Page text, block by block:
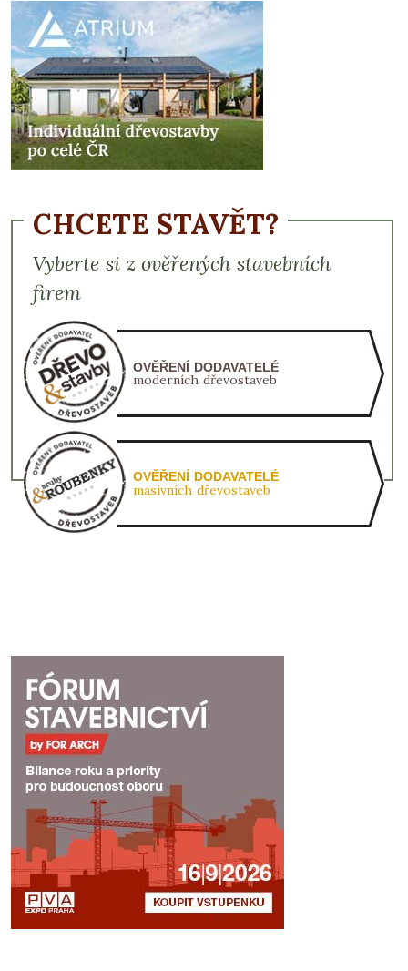
CHCETE STAVĚT?
Vyberte si z ověřených stavebních
firem
OVĚŘENÍ DODAVATELÉ
moderních dřevostaveb
OVĚŘENÍ DODAVATELÉ
masivních dřevostaveb